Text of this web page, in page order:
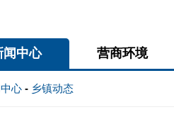
闻中心 营商环境
心 - 乡镇动态